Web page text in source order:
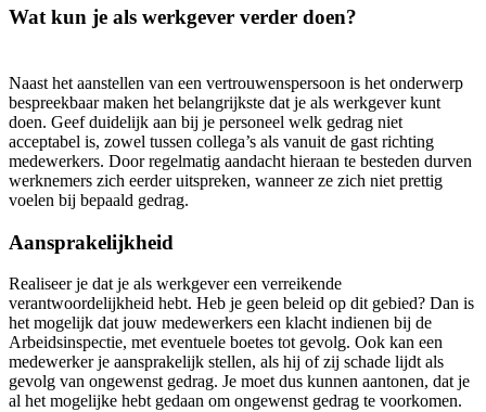
Wat kun je als werkgever verder doen?
Naast het aanstellen van een vertrouwenspersoon is het onderwerp
bespreekbaar maken het belangrijkste dat je als werkgever kunt
doen. Geef duidelijk aan bij je personeel welk gedrag niet
acceptabel is, zowel tussen collega’s als vanuit de gast richting
medewerkers. Door regelmatig aandacht hieraan te besteden durven
werknemers zich eerder uitspreken, wanneer ze zich niet prettig
voelen bij bepaald gedrag.
Aansprakelijkheid
Realiseer je dat je als werkgever een verreikende
verantwoordelijkheid hebt. Heb je geen beleid op dit gebied? Dan is
het mogelijk dat jouw medewerkers een klacht indienen bij de
Arbeidsinspectie, met eventuele boetes tot gevolg. Ook kan een
medewerker je aansprakelijk stellen, als hij of zij schade lijdt als
gevolg van ongewenst gedrag. Je moet dus kunnen aantonen, dat je
al het mogelijke hebt gedaan om ongewenst gedrag te voorkomen.